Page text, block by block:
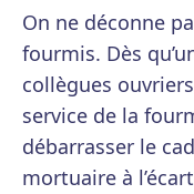
On ne déconne
fourmis. Dès
collègues
service de la
débarrasser le
mortuaire à